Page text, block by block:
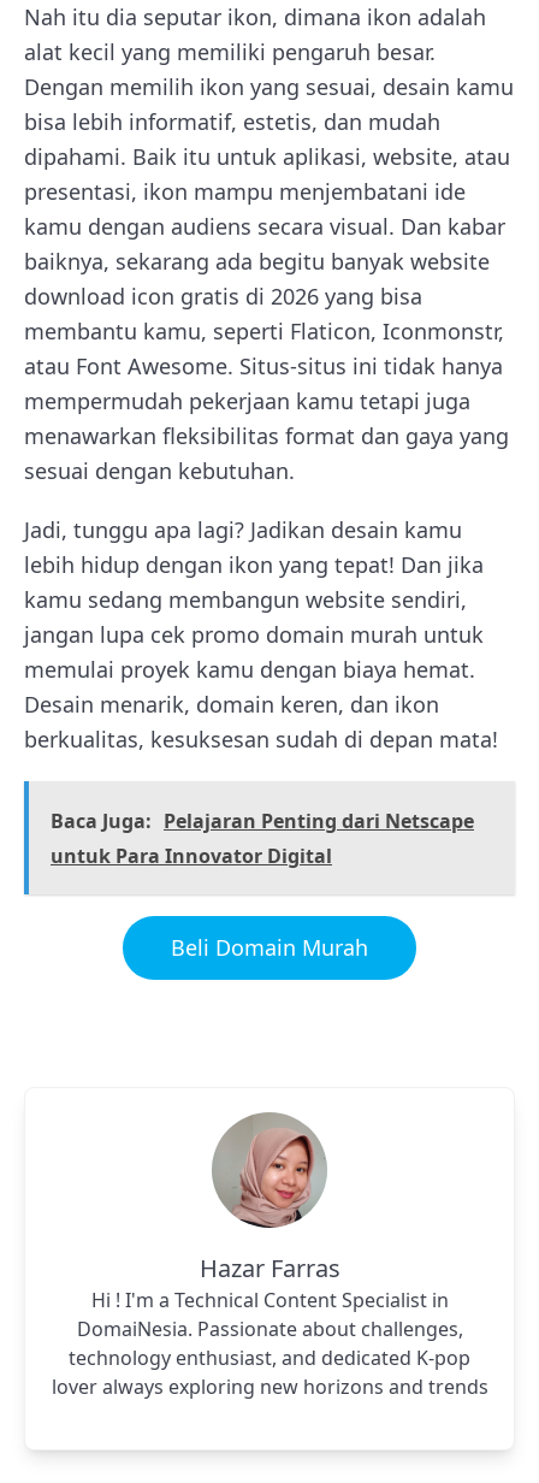
Nah itu dia seputar ikon, dimana ikon adalah
alat kecil yang memiliki pengaruh besar.
Dengan memilih ikon yang sesuai, desain kamu
bisa lebih informatif, estetis, dan mudah
dipahami. Baik itu untuk aplikasi, website, atau
presentasi, ikon mampu menjembatani ide
kamu dengan audiens secara visual. Dan kabar
baiknya, sekarang ada begitu banyak website
download icon gratis di 2026 yang bisa
membantu kamu, seperti Flaticon, Iconmonstr,
atau Font Awesome. Situs-situs ini tidak hanya
mempermudah pekerjaan kamu tetapi juga
menawarkan fleksibilitas format dan gaya yang
sesuai dengan kebutuhan.
Jadi, tunggu apa lagi? Jadikan desain kamu
lebih hidup dengan ikon yang tepat! Dan jika
kamu sedang membangun website sendiri,
jangan lupa cek promo domain murah untuk
memulai proyek kamu dengan biaya hemat.
Desain menarik, domain keren, dan ikon
berkualitas, kesuksesan sudah di depan mata!
Baca Juga: Pelajaran Penting dari Netscape
untuk Para Innovator Digital
Beli Domain Murah
Hazar Farras
Hi ! I'm a Technical Content Specialist in
DomaiNesia. Passionate about challenges,
technology enthusiast, and dedicated K-pop
lover always exploring new horizons and trends